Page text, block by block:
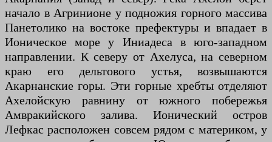
начало в Агринионе у подножия горного массива
Панетолико на востоке префектуры и впадает в
Ионическое море у Иниадеса в юго-западном
направлении. К северу от Ахелуса, на северном
краю его дельтового устья, возвышаются
Акарнанские горы. Эти горные хребты отделяют
Ахелойскую равнину от южного побережья
Амвракийского залива. Ионический остров
Лефкас расположен совсем рядом с материком, у